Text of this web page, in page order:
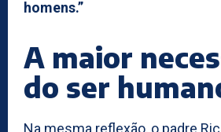
homens.”
A maior
do ser
Na mesma reflexão, o padre